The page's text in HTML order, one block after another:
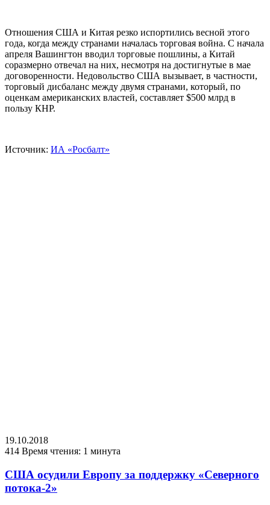
Отношения США и Китая резко испортились весной этого
года, когда между странами началась торговая война. С начала
апреля Вашингтон вводил торговые пошлины, а Китай
соразмерно отвечал на них, несмотря на достигнутые в мае
договоренности. Недовольство США вызывает, в частности,
торговый дисбаланс между двумя странами, который, по
оценкам американских властей, составляет $500 млрд в
пользу КНР.
Источник: ИА «Росбалт»
19.10.2018
414 Время чтения: 1 минута
США осудили Европу за поддержку «Северного
потока-2»